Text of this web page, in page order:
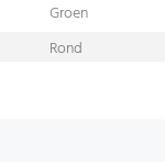
Groen
Rond